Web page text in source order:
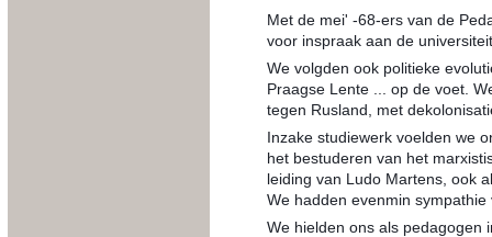
Met de mei' -68-ers van de
voor inspraak aan de
We volgden ook politieke
Praagse Lente ... op de voet.
tegen Rusland, met
Inzake studiewerk voelden we
het bestuderen van het
leiding van Ludo Martens, ook
We hadden evenmin
We hielden ons als pedagogen